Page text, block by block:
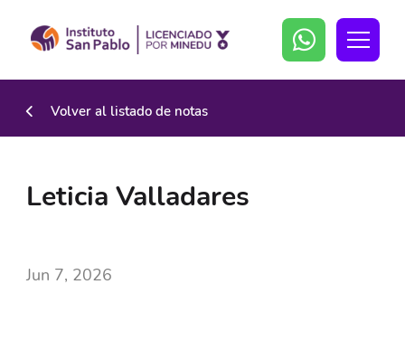
Volver al listado de notas
Leticia Valladares
Jun 7, 2026